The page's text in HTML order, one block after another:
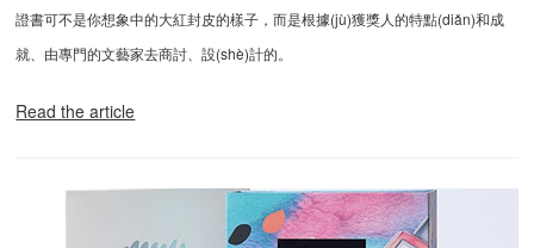
證書可不是你想象中的大紅封皮的樣子，而是根據(jù)獲獎人的特點(diǎn)和成
就、由專門的文藝家去商討、設(shè)計的。
Read the article